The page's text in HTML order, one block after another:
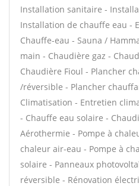
Installation sanitaire -
Installation de chauffe eau -
Chauffe-eau - Sauna /
main - Chaudière gaz -
Chaudière Fioul - Plancher
/réversible - Plancher
Climatisation - Entretien
- Chauffe eau solaire -
Aérothermie - Pompe à
chaleur air-eau - Pompe à
solaire - Panneaux
réversible - Rénovation